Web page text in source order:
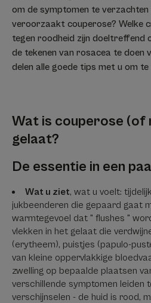
om de symptomen te
veroorzaakt couperose? Welke
tegen roodheid zijn doeltreffend
de tekenen van rosacea te doen
delen alle goede tips met u om
Wat is couperose (of
gelaat?
De essentie in een
Wat u ziet, wat u voelt:
jukbeenderen die gepaard gaat
warmtegevoel dat " flushes "
vlekken in het gelaat die
(erytheem), puistjes (papulo-
van kleine oppervlakkige
zwelling op bepaalde plaatsen
verschillende symptomen leiden
verschijnselen - de huid is rood,